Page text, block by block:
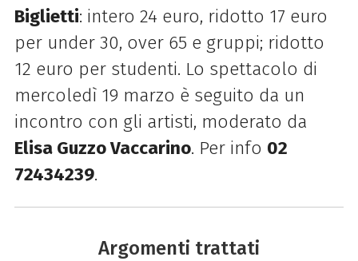
Biglietti: intero 24 euro, ridotto 17 euro
per under 30, over 65 e gruppi; ridotto
12 euro per studenti. Lo spettacolo di
mercoledì 19 marzo è seguito da un
incontro con gli artisti, moderato da
Elisa Guzzo Vaccarino. Per info 02
72434239.
Argomenti trattati